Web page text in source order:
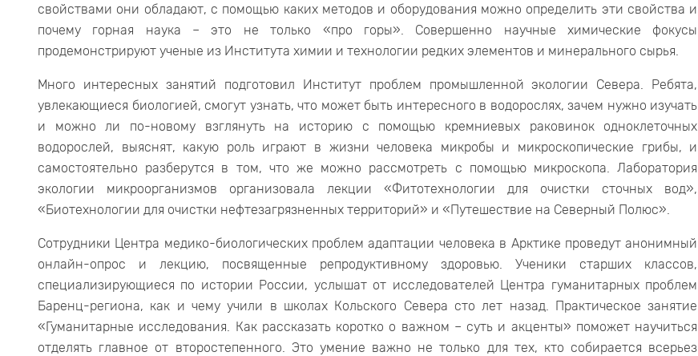
свойствами они обладают, с помощью каких методов и оборудования можно определить эти свойства и
почему горная наука – это не только «про горы». Совершенно научные химические фокусы
продемонстрируют ученые из Института химии и технологии редких элементов и минерального сырья.
Много интересных занятий подготовил Институт проблем промышленной экологии Севера. Ребята,
увлекающиеся биологией, смогут узнать, что может быть интересного в водорослях, зачем нужно изучать
и можно ли по-новому взглянуть на историю с помощью кремниевых раковинок одноклеточных
водорослей, выяснят, какую роль играют в жизни человека микробы и микроскопические грибы, и
самостоятельно разберутся в том, что же можно рассмотреть с помощью микроскопа. Лаборатория
экологии микроорганизмов организовала лекции «Фитотехнологии для очистки сточных вод»,
«Биотехнологии для очистки нефтезагрязненных территорий» и «Путешествие на Северный Полюс».
Сотрудники Центра медико-биологических проблем адаптации человека в Арктике проведут анонимный
онлайн-опрос и лекцию, посвященные репродуктивному здоровью. Ученики старших классов,
специализирующиеся по истории России, услышат от исследователей Центра гуманитарных проблем
Баренц-региона, как и чему учили в школах Кольского Севера сто лет назад. Практическое занятие
«Гуманитарные исследования. Как рассказать коротко о важном – суть и акценты» поможет научиться
отделять главное от второстепенного. Это умение важно не только для тех, кто собирается всерьез